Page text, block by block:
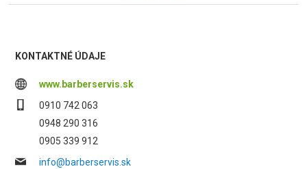
KONTAKTNÉ ÚDAJE
www.barberservis.sk
0910 742 063
0948 290 316
0905 339 912
info@barberservis.sk